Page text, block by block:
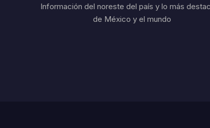
Información del noreste del país y lo más
de México y el mundo